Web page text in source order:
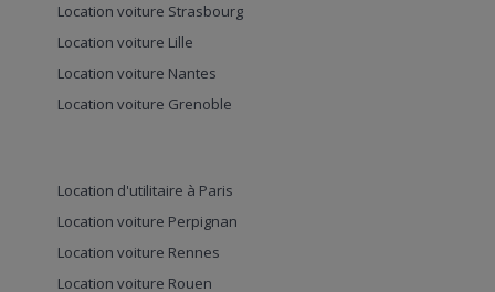
Location voiture Strasbourg
Location voiture Lille
Location voiture Nantes
Location voiture Grenoble
Location d'utilitaire à Paris
Location voiture Perpignan
Location voiture Rennes
Location voiture Rouen